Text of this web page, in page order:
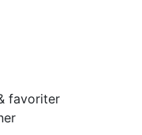
favoriter